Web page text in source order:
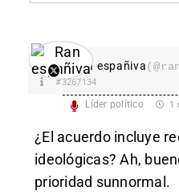
Ran españiva
#3267134
Líder político 1
¿El acuerdo incluye
ideológicas? Ah,
prioridad sunnormal.